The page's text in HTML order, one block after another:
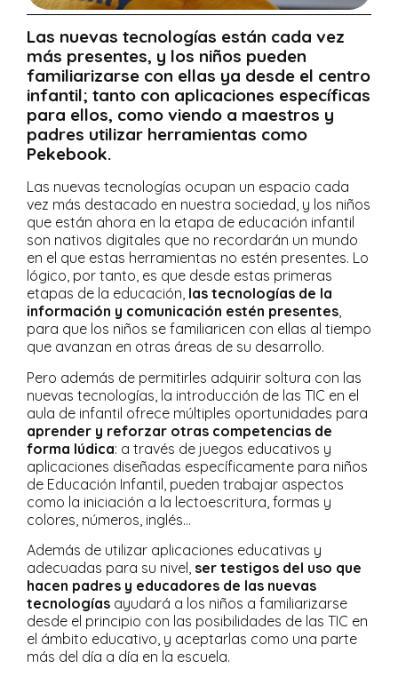
Las nuevas tecnologías están cada vez
más presentes, y los niños pueden
familiarizarse con ellas ya desde el centro
infantil; tanto con aplicaciones específicas
para ellos, como viendo a maestros y
padres utilizar herramientas como
Pekebook.
Las nuevas tecnologías ocupan un espacio cada
vez más destacado en nuestra sociedad, y los niños
que están ahora en la etapa de educación infantil
son nativos digitales que no recordarán un mundo
en el que estas herramientas no estén presentes. Lo
lógico, por tanto, es que desde estas primeras
etapas de la educación, las tecnologías de la
información y comunicación estén presentes,
para que los niños se familiaricen con ellas al tiempo
que avanzan en otras áreas de su desarrollo.
Pero además de permitirles adquirir soltura con las
nuevas tecnologías, la introducción de las TIC en el
aula de infantil ofrece múltiples oportunidades para
aprender y reforzar otras competencias de
forma lúdica: a través de juegos educativos y
aplicaciones diseñadas específicamente para niños
de Educación Infantil, pueden trabajar aspectos
como la iniciación a la lectoescritura, formas y
colores, números, inglés…
Además de utilizar aplicaciones educativas y
adecuadas para su nivel, ser testigos del uso que
hacen padres y educadores de las nuevas
tecnologías ayudará a los niños a familiarizarse
desde el principio con las posibilidades de las TIC en
el ámbito educativo, y aceptarlas como una parte
más del día a día en la escuela.